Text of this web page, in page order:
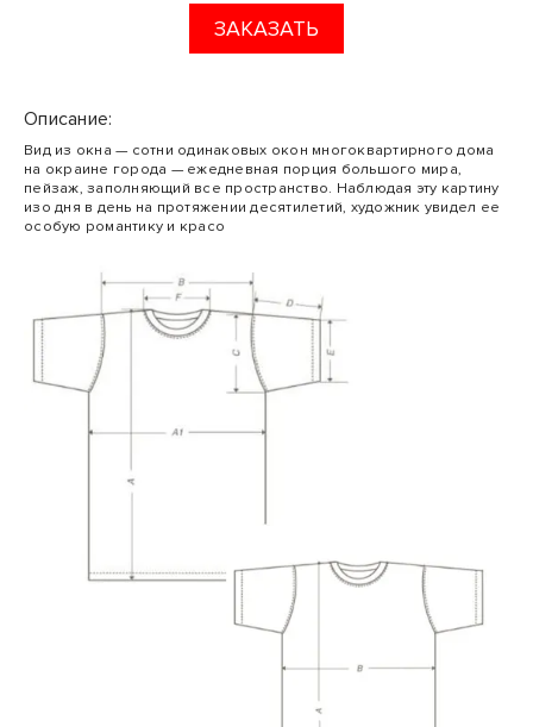
ЗАКАЗАТЬ
Описание:
Вид из окна — сотни одинаковых окон многоквартирного дома
на окраине города — ежедневная порция большого мира,
пейзаж, заполняющий все пространство. Наблюдая эту картину
изо дня в день на протяжении десятилетий, художник увидел ее
особую романтику и красо